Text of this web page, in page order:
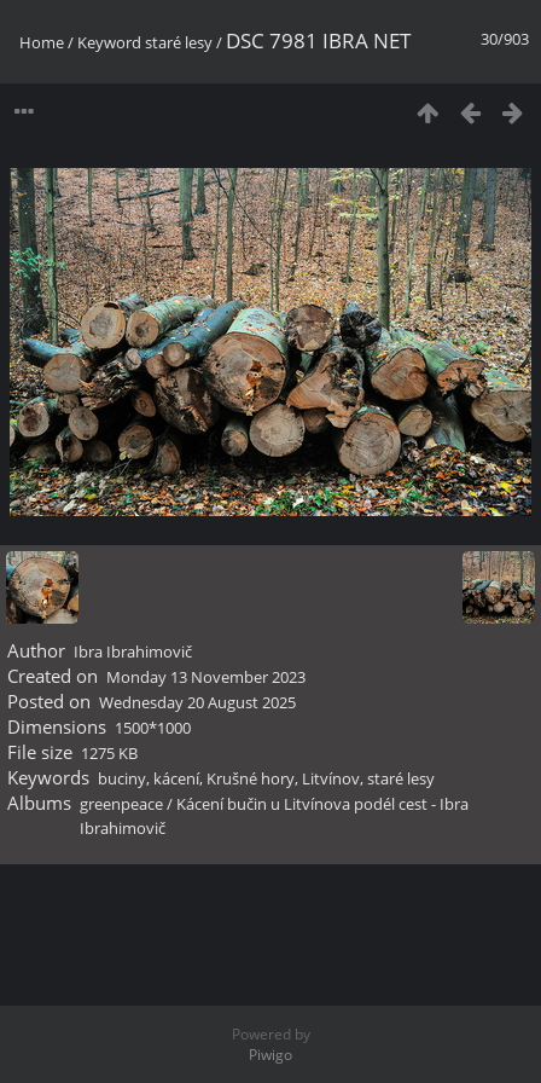
30/903
Home/ Keyword staré lesy/ DSC 7981 IBRA NET
Author Ibra Ibrahimovič
Created on Monday 13 November 2023
Posted on Wednesday 20 August 2025
Dimensions 1500*1000
File size 1275 KB
Keywords buciny, kácení, Krušné hory, Litvínov,staré lesy
Albums greenpeace/ Kácení bučin u Litvínova podél cest - Ibra
Ibrahimovič
Powered by
Piwigo